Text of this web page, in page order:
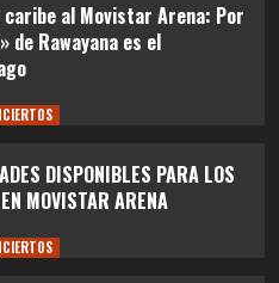
caribe al Movistar Arena: Por
de Rawayana es el
DISPONIBLES PARA LOS
MOVISTAR ARENA